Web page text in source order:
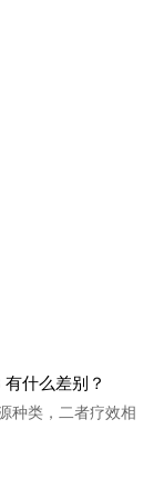
什么差别？
种类，二者疗效相